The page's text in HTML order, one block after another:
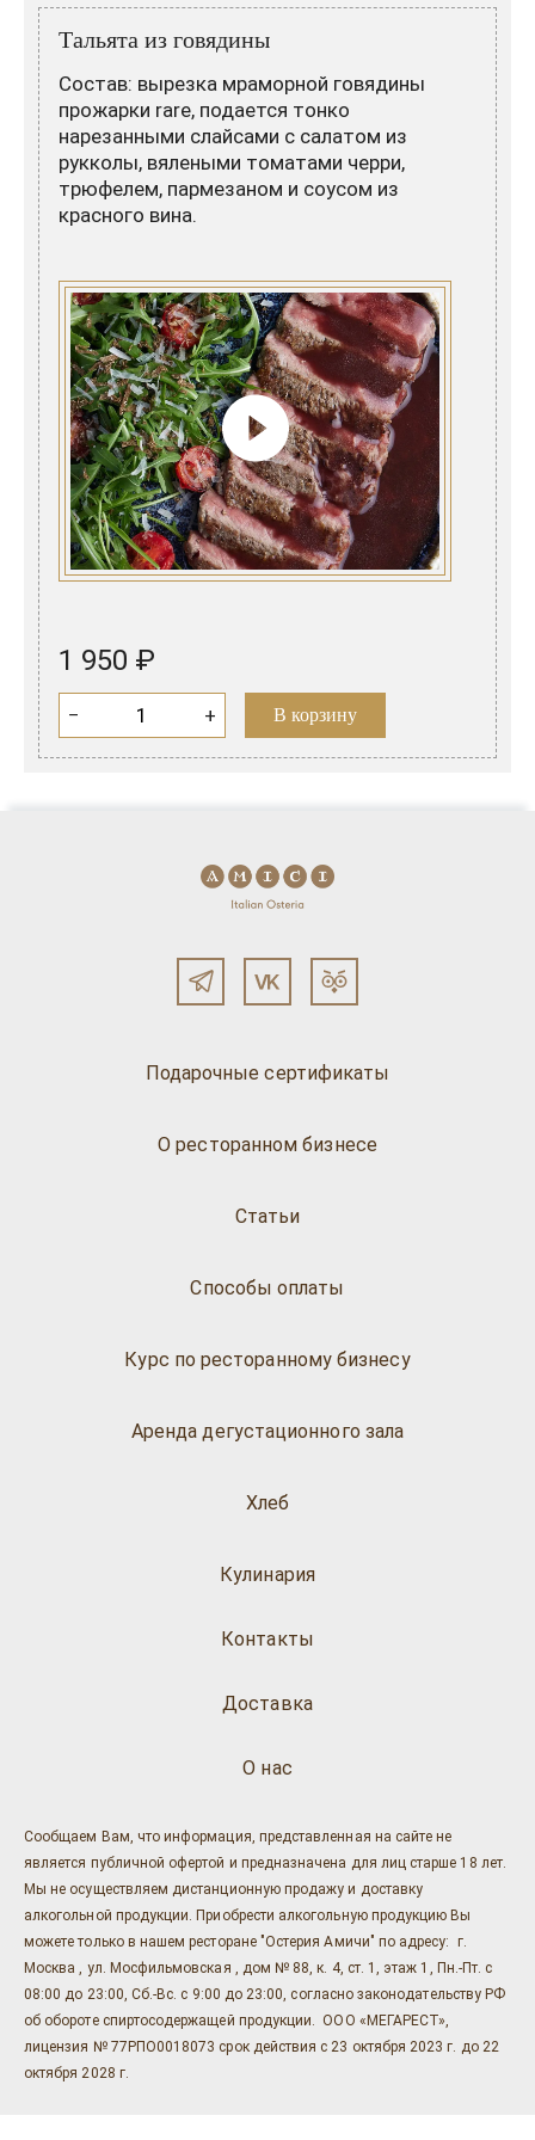
Итальянские вина
Французские вина
Испанские вина
Граппа
Водка
Саке
Пиво
Тальята из говядины
Состав: вырезка мраморной говядины
прожарки rare, подается тонко
нарезанными слайсами с салатом из
рукколы, вялеными томатами черри,
трюфелем, пармезаном и соусом из
красного вина.
1 950 ₽
− + В корзину
Подарочные сертификаты
О ресторанном бизнесе
Статьи
Способы оплаты
Курс по ресторанному бизнесу
Аренда дегустационного зала
Хлеб
Кулинария
О нас
Доставка
Контакты
Сообщаем Вам, что информация, представленная на сайте не
является публичной офертой и предназначена для лиц старше 18 лет.
Мы не осуществляем дистанционную продажу и доставку
алкогольной продукции. Приобрести алкогольную продукцию Вы
можете только в нашем ресторане "Остерия Амичи" по адресу: г.
Москва , ул. Мосфильмовская , дом № 88, к. 4, ст. 1, этаж 1, Пн.-Пт. с
08:00 до 23:00, Сб.-Вс. с 9:00 до 23:00, согласно законодательству РФ
об обороте спиртосодержащей продукции. ООО «МЕГАРЕСТ»,
лицензия № 77РПО0018073 срок действия с 23 октября 2023 г. до 22
октября 2028 г.